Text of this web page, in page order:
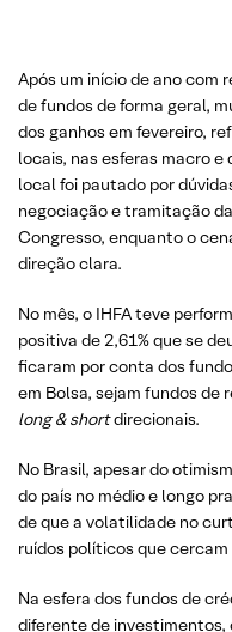
Após um início de ano com
de fundos de forma geral,
dos ganhos em fevereiro,
locais, nas esferas macro e
local foi pautado por
negociação e tramitação
Congresso, enquanto o
direção clara.
No mês, o IHFA teve
positiva de 2,61% que se
ficaram por conta dos
em Bolsa, sejam fundos de
long& shortdirecionais.
No Brasil, apesar do
do país no médio e longo
de que a volatilidade no
ruídos políticos que cercam
Na esfera dos fundos de
diferente de